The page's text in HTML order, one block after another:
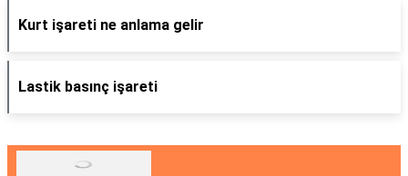
Kurt işareti ne anlama gelir
Lastik basınç işareti